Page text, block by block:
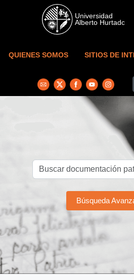
Skip to main content
QUIENES SOMOS SITIOS DE
Búsqueda